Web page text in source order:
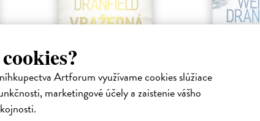
Artforum využívame cookies slúžiace
marketingové účely a zaistenie vášho